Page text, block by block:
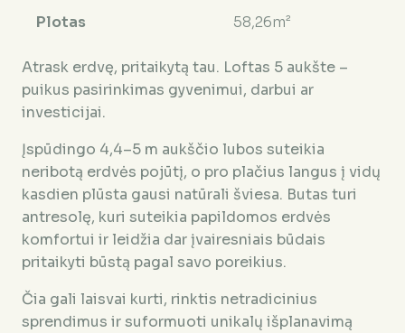
Plotas 58,26m²
Atrask erdvę, pritaikytą tau. Loftas 5 aukšte –
puikus pasirinkimas gyvenimui, darbui ar
investicijai.
Įspūdingo 4,4–5 m aukščio lubos suteikia
neribotą erdvės pojūtį, o pro plačius langus į vidų
kasdien plūsta gausi natūrali šviesa. Butas turi
antresolę, kuri suteikia papildomos erdvės
komfortui ir leidžia dar įvairesniais būdais
pritaikyti būstą pagal savo poreikius.
Čia gali laisvai kurti, rinktis netradicinius
sprendimus ir suformuoti unikalų išplanavimą